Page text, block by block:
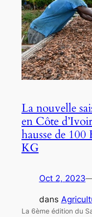
La nouvelle
en Côte
hausse de
KG
Oct 2, 2023
dans
La 6ème édition du